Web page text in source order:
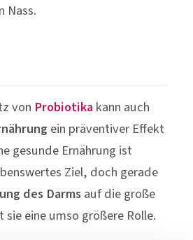
Nass.
von Probiotikakann auch
ein präventiver Effekt
gesunde Ernährung ist
Ziel, doch gerade
des Darms auf die große
sie eine umso größere Rolle.